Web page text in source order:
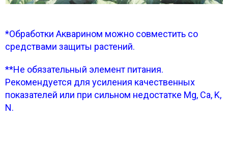
*Обработки Акварином можно совместить со
средствами защиты растений.
**Не обязательный элемент питания.
Рекомендуется для усиления качественных
показателей или при сильном недостатке Mg, Ca, K,
N.